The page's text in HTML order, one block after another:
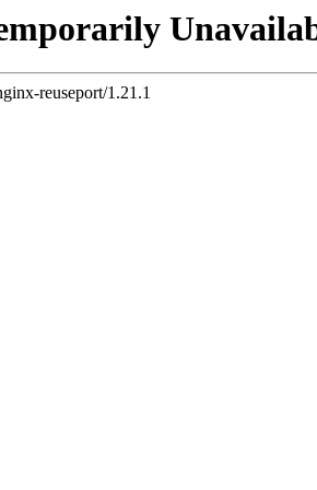
reuseport/1.21.1